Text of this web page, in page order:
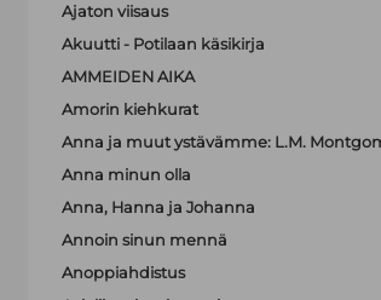
Ajaton viisaus
Akuutti - Potilaan käsikirja
AMMEIDEN AIKA
Amorin kiehkurat
Anna ja muut ystävämme: L.M.
Anna minun olla
Anna, Hanna ja Johanna
Annoin sinun mennä
Anoppiahdistus